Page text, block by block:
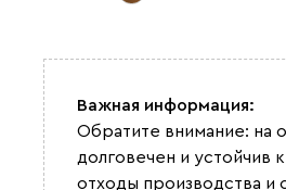
Важная информация:
Обратите внимание: на
долговечен и устойчив
отходы производства и